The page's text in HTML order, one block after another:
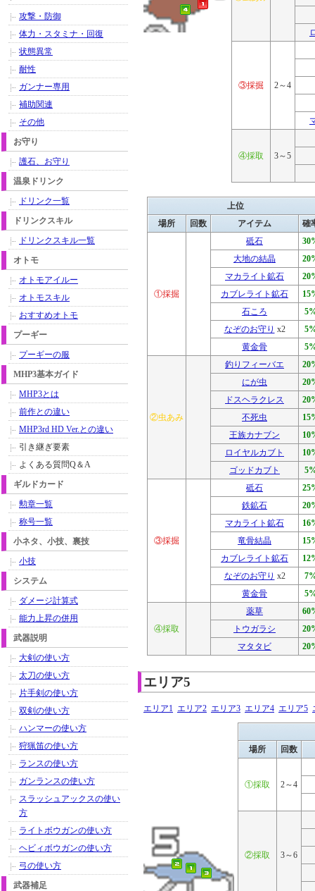
③採掘 2～4
④採取 3～5
上位
場所
回数 アイテム 確
①採掘
砥石
大地の結晶
マカライト鉱石
カブレライト鉱石
石ころ
なぞのお守り x2
黄金骨
②虫あみ
釣りフィーバエ
にが虫
ドスヘラクレス
不死虫
王族カナブン
ロイヤルカブト
ゴッドカブト
③採掘
砥石
鉄鉱石
マカライト鉱石
竜骨結晶
カブレライト鉱石
なぞのお守り x2
黄金骨
④採取
薬草
トウガラシ
マタタビ
エリア5
エリア1 エリア2 エリア3 エリア4 エリア5
場所 回数
①採取 2～4
②採取 3～6
攻撃・防御
体力・スタミナ・回復
状態異常
耐性
ガンナー専用
補助関連
その他
お守り
護石、お守り
温泉ドリンク
ドリンク一覧
ドリンクスキル
ドリンクスキル一覧
オトモ
オトモアイルー
オトモスキル
おすすめオトモ
プーギー
プーギーの服
MHP3基本ガイド
MHP3とは
前作との違い
MHP3rd HD Ver.との違い
引き継ぎ要素
よくある質問Q＆A
ギルドカード
勲章一覧
称号一覧
小ネタ、小技、裏技
小技
システム
ダメージ計算式
能力上昇の併用
武器説明
大剣の使い方
太刀の使い方
片手剣の使い方
双剣の使い方
ハンマーの使い方
狩猟笛の使い方
ランスの使い方
ガンランスの使い方
スラッシュアックスの使い
方
ライトボウガンの使い方
ヘビィボウガンの使い方
弓の使い方
武器補足